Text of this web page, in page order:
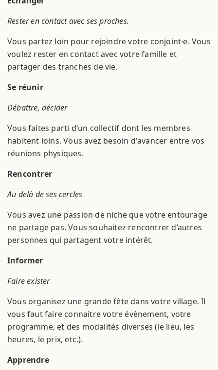
Rester en contact avec ses proches.
Vous partez loin pour rejoindre votre conjoint·e. Vous
voulez rester en contact avec votre famille et
partager des tranches de vie.
Se réunir
Débattre, décider
Vous faites parti d’un collectif dont les membres
habitent loins. Vous avez besoin d'avancer entre vos
réunions physiques.
Rencontrer
Au delà de ses cercles
Vous avez une passion de niche que votre entourage
ne partage pas. Vous souhaitez rencontrer d’autres
personnes qui partagent votre intérêt.
Informer
Faire exister
Vous organisez une grande fête dans votre village. Il
vous faut faire connaitre votre évènement, votre
programme, et des modalités diverses (le lieu, les
heures, le prix, etc.).
Apprendre